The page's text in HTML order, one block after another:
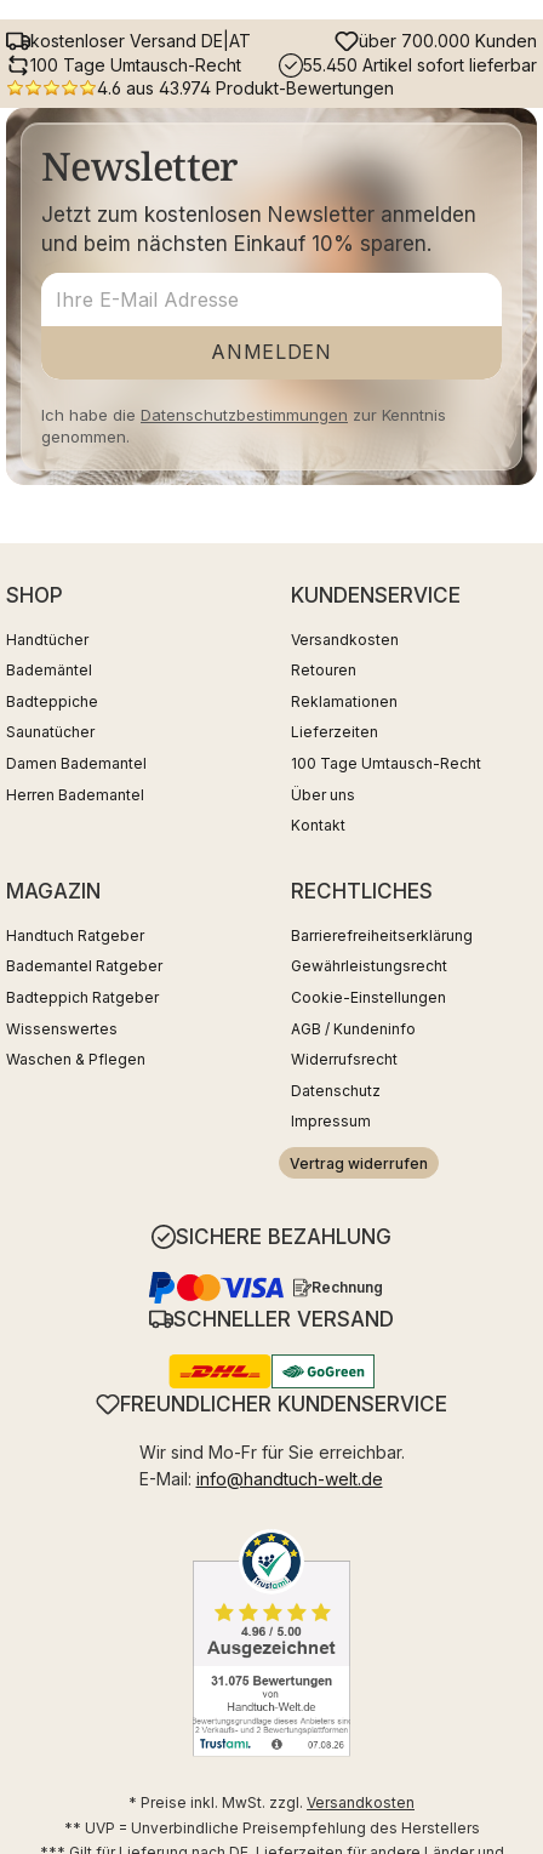
kostenloser Versand DE|AT
über 700.000 Kunden
100 Tage Umtausch-Recht
55.450 Artikel sofort lieferbar
4.6 aus 43.974 Produkt-Bewertungen
Newsletter
Jetzt zum kostenlosen Newsletter anmelden
und beim nächsten Einkauf 10% sparen.
ANMELDEN
Ich habe die Datenschutzbestimmungen zur Kenntnis
genommen.
SHOP
Handtücher
Bademäntel
Badteppiche
Saunatücher
Damen Bademantel
Herren Bademantel
KUNDENSERVICE
Versandkosten
Retouren
Reklamationen
Lieferzeiten
100 Tage Umtausch-Recht
Über uns
Kontakt
MAGAZIN
Handtuch Ratgeber
Bademantel Ratgeber
Badteppich Ratgeber
Wissenswertes
Waschen & Pflegen
RECHTLICHES
Barrierefreiheitserklärung
Gewährleistungsrecht
Cookie-Einstellungen
AGB / Kundeninfo
Widerrufsrecht
Datenschutz
Impressum
Vertrag widerrufen
SICHERE BEZAHLUNG
Rechnung
SCHNELLER VERSAND
FREUNDLICHER KUNDENSERVICE
Wir sind Mo-Fr für Sie erreichbar.
E-Mail: info@handtuch-welt.de
* Preise inkl. MwSt. zzgl. Versandkosten
** UVP = Unverbindliche Preisempfehlung des Herstellers